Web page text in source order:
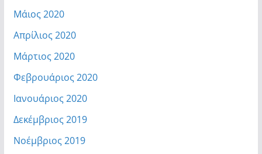
Μάιος 2020
Απρίλιος 2020
Μάρτιος 2020
Φεβρουάριος 2020
Ιανουάριος 2020
Δεκέμβριος 2019
Νοέμβριος 2019